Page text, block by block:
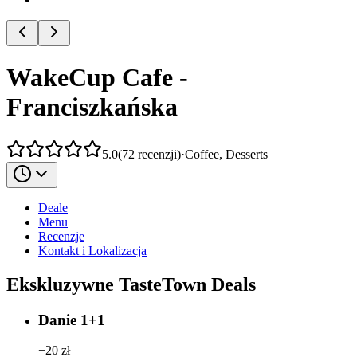
WakeCup Cafe -
Franciszkańska
5.0(72 recenzji)·Coffee, Desserts
Deale
Menu
Recenzje
Kontakt i Lokalizacja
Ekskluzywne TasteTown Deals
Danie 1+1
−20 zł